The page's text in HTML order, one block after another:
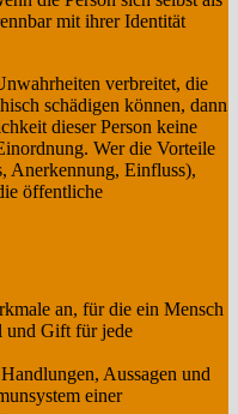
mit ihrer Identität
verbreitet, die
schädigen können, dann
dieser Person keine
Wer die Vorteile
Anerkennung, Einfluss),
öffentliche
an, für die ein Mensch
und Gift für jede
Aussagen und
einer